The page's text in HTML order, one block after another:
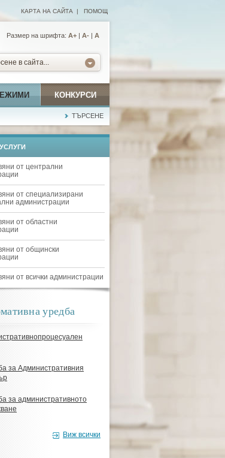
КАРТА НА САЙТА | ПОМОЩ
Размер на шрифта: А+ | A- | A
в сайта...
КОНКУРСИ
ТЪРСЕНЕ
от централни
от специализирани
администрации
от областни
от общински
от всички администрации
уредба
за Административния
за административното
Виж всички